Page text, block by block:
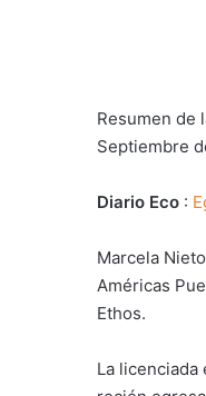
Resumen de
Septiembre
Diario Eco :
Marcela
Américas
Ethos.
La